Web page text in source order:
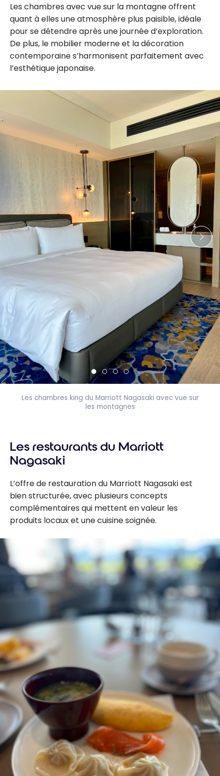
Les chambres avec vue sur la montagne offrent
quant à elles une atmosphère plus paisible, idéale
pour se détendre après une journée d’exploration.
De plus, le mobilier moderne et la décoration
contemporaine s’harmonisent parfaitement avec
l’esthétique japonaise.
Les chambres king du Marriott Nagasaki avec vue sur
les montagnes
Les restaurants du Marriott
Nagasaki
L’offre de restauration du Marriott Nagasaki est
bien structurée, avec plusieurs concepts
complémentaires qui mettent en valeur les
produits locaux et une cuisine soignée.